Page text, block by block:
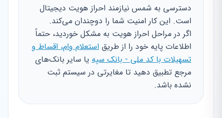
دسترسی به شمس نیازمند احراز هویت دیجیتال
است. این کار امنیت شما را دوچندان می‌کند.
اگر در مراحل احراز هویت به مشکل خوردید، حتماً
اطلاعات پایه خود را از طریق استعلام وام، اقساط و
تسهیلات با کد ملی - بانک سپه یا سایر بانک‌های
مرجع تطبیق دهید تا مغایرتی در سیستم ثبت
نشده باشد.